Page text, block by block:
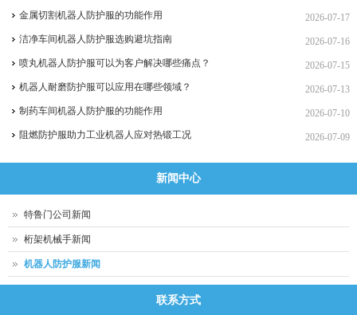
2026-07-17
金属切割机器人防护服的功能作用
2026-07-16
洁净车间机器人防护服选购避坑指南
2026-07-15
喷丸机器人防护服可以为客户解决哪些痛点？
2026-07-13
机器人耐磨防护服可以应用在哪些领域？
2026-07-10
制药车间机器人防护服的功能作用
2026-07-09
阻燃防护服助力工业机器人应对热锻工况
新闻中心
特鲁门公司新闻
桁架机械手新闻
机器人防护服新闻
联系方式